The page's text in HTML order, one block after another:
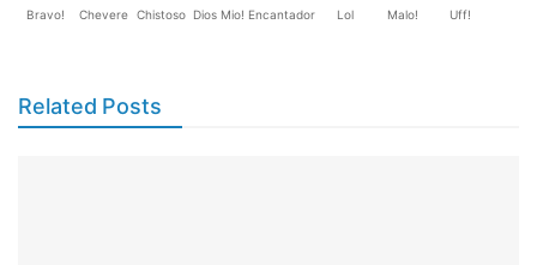
Bravo! Chevere Chistoso Dios Mio! Encantador Lol Malo! Uff!
Related Posts